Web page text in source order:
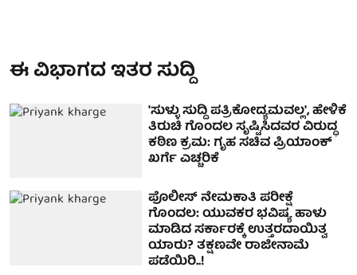
ಈ ವಿಭಾಗದ ಇತರ ಸುದ್ದಿ
'ಸುಳ್ಳು ಸುದ್ದಿ ಪತ್ರಿಕೋದ್ಯಮವಲ್ಲ', ಹೇಳಿಕೆ
ತಿರುಚಿ ಗೊಂದಲ ಸೃಷ್ಟಿಸಿದವರ ವಿರುದ್ಧ
ಕಠಿಣ ಕ್ರಮ: ಗೃಹ ಸಚಿವ ಪ್ರಿಯಾಂಕ್
ಖರ್ಗೆ ಎಚ್ಚರಿಕೆ
ಪೊಲೀಸ್ ನೇಮಕಾತಿ ಪರೀಕ್ಷೆ
ಗೊಂದಲ: ಯುವಕರ ಭವಿಷ್ಯ ಹಾಳು
ಮಾಡಿದ ಸರ್ಕಾರಕ್ಕೆ ಉತ್ತರದಾಯಿತ್ವ
ಯಾರು? ತಕ್ಷಣವೇ ರಾಜೀನಾಮೆ
ಪಡೆಯಿರಿ..!